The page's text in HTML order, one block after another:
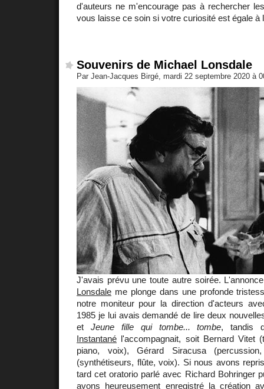
d'auteurs ne m'encourage pas à rechercher
vous laisse ce soin si votre curiosité est égale à
Souvenirs de Michael Lonsdale
Par Jean-Jacques Birgé, mardi 22 septembre 2020 à
J'avais prévu une toute autre soirée.
Lonsdale me plonge dans une profonde
notre moniteur pour la direction d'acteurs
1985 je lui avais demandé de lire deux
et Jeune fille qui tombe... tombe, tandis
Instantané l'accompagnait, soit Bernard Vitet
piano, voix), Gérard Siracusa
(synthétiseurs, flûte, voix). Si nous avons
tard cet oratorio parlé avec Richard Bohringer
avons heureusement enregistré la création